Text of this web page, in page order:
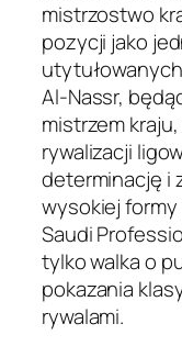
mistrzostwo
pozycji jako
Al-Nassr,
mistrzem
rywalizacji
determinację i
wysokiej
Saudi
tylko walka o
pokazania
rywalami.